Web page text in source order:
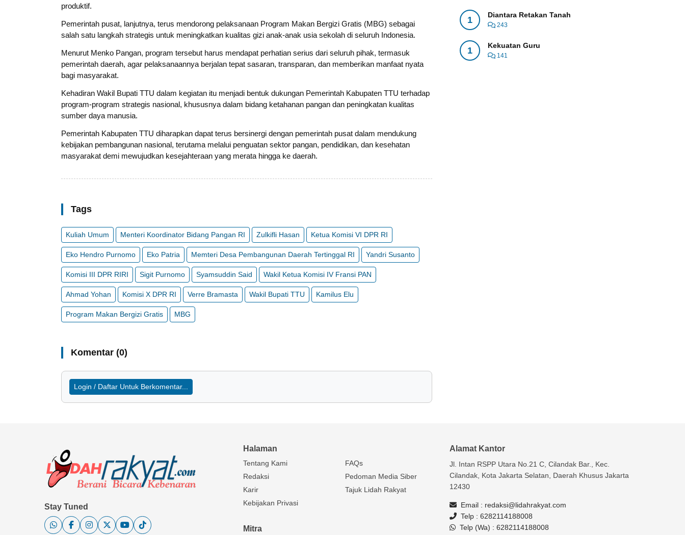
produktif.
Pemerintah pusat, lanjutnya, terus mendorong pelaksanaan Program Makan Bergizi Gratis (MBG) sebagai
salah satu langkah strategis untuk meningkatkan kualitas gizi anak-anak usia sekolah di seluruh Indonesia.
Menurut Menko Pangan, program tersebut harus mendapat perhatian serius dari seluruh pihak, termasuk
pemerintah daerah, agar pelaksanaannya berjalan tepat sasaran, transparan, dan memberikan manfaat nyata
bagi masyarakat.
Kehadiran Wakil Bupati TTU dalam kegiatan itu menjadi bentuk dukungan Pemerintah Kabupaten TTU terhadap
program-program strategis nasional, khususnya dalam bidang ketahanan pangan dan peningkatan kualitas
sumber daya manusia.
Pemerintah Kabupaten TTU diharapkan dapat terus bersinergi dengan pemerintah pusat dalam mendukung
kebijakan pembangunan nasional, terutama melalui penguatan sektor pangan, pendidikan, dan kesehatan
masyarakat demi mewujudkan kesejahteraan yang merata hingga ke daerah.
Tags
Kuliah Umum Menteri Koordinator Bidang Pangan RI Zulkifli Hasan Ketua Komisi VI DPR RI
Eko Hendro Purnomo Eko Patria Memteri Desa Pembangunan Daerah Tertinggal RI Yandri Susanto
Komisi III DPR RIRI Sigit Purnomo Syamsuddin Said Wakil Ketua Komisi IV Fransi PAN
Ahmad Yohan Komisi X DPR RI Verre Bramasta Wakil Bupati TTU Kamilus Elu
Program Makan Bergizi Gratis MBG
Komentar (0)
Login / Daftar Untuk Berkomentar...
1 Diantara Retakan Tanah
243
1 Kekuatan Guru
141
Stay Tuned
Halaman
Tentang Kami
Redaksi
Karir
Kebijakan Privasi
FAQs
Pedoman Media Siber
Tajuk Lidah Rakyat
Mitra
Alamat Kantor
Jl. Intan RSPP Utara No.21 C, Cilandak Bar., Kec.
Cilandak, Kota Jakarta Selatan, Daerah Khusus Jakarta
12430
Email : redaksi@lidahrakyat.com
Telp : 6282114188008
Telp (Wa) : 6282114188008